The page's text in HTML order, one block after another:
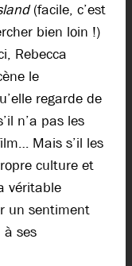
(facile, c’est
bien loin !)
Rebecca
le
regarde de
n’a pas les
Mais s’il les
culture et
véritable
un sentiment
à ses